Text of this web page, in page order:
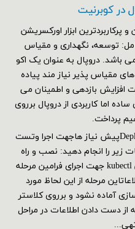
در کوبرنیت
پرکاربردترین ابزار اورکسریشن
توسعه، نگهداری و مقیاس
باشد. دروپال به عنوان یک اکو
مقیاس پذیر نیاز مند پیاده
بازدهی و اطمینان می
ساده اما کاربردی از دروپال برروی
پرداخت.
Deploy a Drupal instance on Kubernetesپیش نیاز هاجهت اجرا وتست
زیر را انجام دهید: نصب و راه
اندازی کلاستر کوبرنیت نصب فرمان kubectl جهت اجرای فرامین مرحله
مرحله از این لحاظ مورد
آماده نشود و برروی کلاستر
دست دادن اطلاعات در مراحل